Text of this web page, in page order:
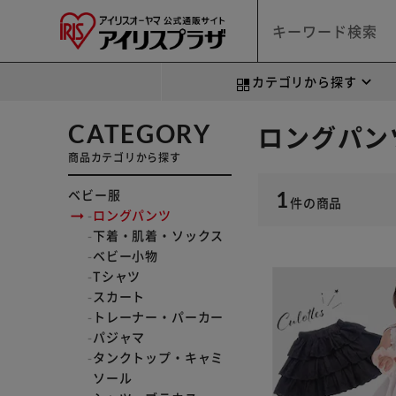
カテゴリから探す
CATEGORY
商品カテゴリから探す
ベビー服
ロングパンツ
下着・肌着・ソックス
ベビー小物
Tシャツ
スカート
トレーナー・パーカー
パジャマ
タンクトップ・キャミ
ソール
ロングパ
1件の商品